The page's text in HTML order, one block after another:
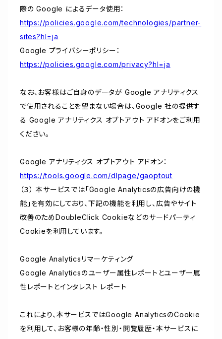
際の Google によるデータ使用：
https://policies.google.com/technologies/partner-
sites?hl=ja
Google プライバシーポリシー：
https://policies.google.com/privacy?hl=ja
なお、お客様はご自身のデータが Google アナリティクス
で使用されることを望まない場合は、Google 社の提供す
る Google アナリティクス オプトアウト アドオンをご利用
ください。
Google アナリティクス オプトアウト アドオン：
https://tools.google.com/dlpage/gaoptout
（３） 本サービスでは「Google Analyticsの広告向けの機
能」を有効にしており、下記の機能を利用し、広告やサイト
改善のためDoubleClick Cookieなどのサードパーティ
Cookieを利用しています。
Google Analyticsリマーケティング
Google Analyticsのユーザー属性レポートとユーザー属
性レポートとインタレスト レポート
これにより、本サービスではGoogle AnalyticsのCookie
を利用して、お客様の年齢・性別・閲覧履歴・本サービスに